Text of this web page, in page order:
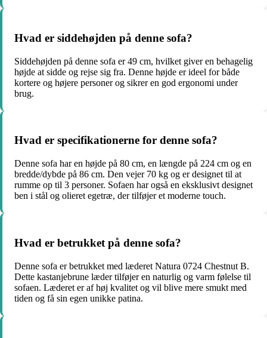
Hvad er siddehøjden på denne sofa?
Siddehøjden på denne sofa er 49 cm, hvilket giver en behagelig
højde at sidde og rejse sig fra. Denne højde er ideel for både
kortere og højere personer og sikrer en god ergonomi under
brug.
Hvad er specifikationerne for denne sofa?
Denne sofa har en højde på 80 cm, en længde på 224 cm og en
bredde/dybde på 86 cm. Den vejer 70 kg og er designet til at
rumme op til 3 personer. Sofaen har også en eksklusivt designet
ben i stål og olieret egetræ, der tilføjer et moderne touch.
Hvad er betrukket på denne sofa?
Denne sofa er betrukket med læderet Natura 0724 Chestnut B.
Dette kastanjebrune læder tilføjer en naturlig og varm følelse til
sofaen. Læderet er af høj kvalitet og vil blive mere smukt med
tiden og få sin egen unikke patina.